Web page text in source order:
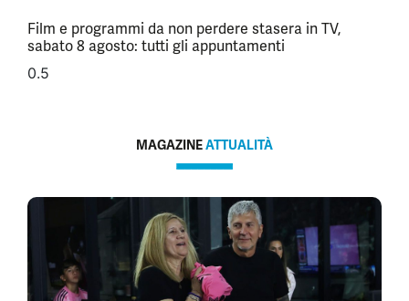
Film e programmi da non perdere stasera in TV,
sabato 8 agosto: tutti gli appuntamenti
MAGAZINEATTUALITÀ